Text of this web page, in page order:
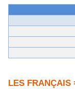
LES FRANÇAIS